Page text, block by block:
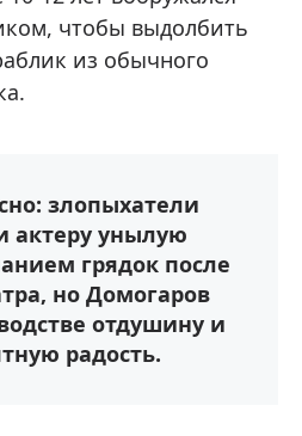
чтобы выдолбить
из обычного
злопыхатели
актеру унылую
грядок после
но Домогаров
отдушину и
радость.